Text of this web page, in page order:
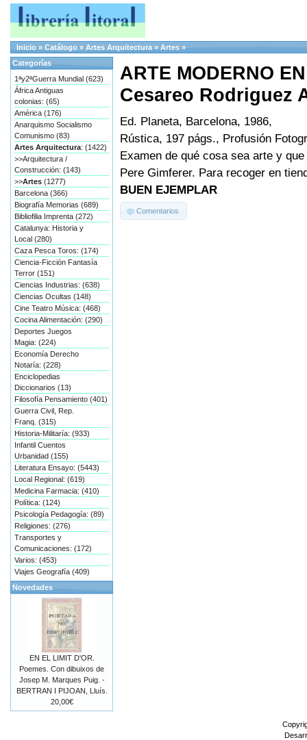
Inicio » Catálogo » Artes Arquitectura » Artes »
ARTE MODERNO
Cesareo Rodriguez
Ed. Planeta, Barcelona, 1986,
Rústica, 197 págs., Profusión
Examen de qué cosa sea arte y
Pere Gimferer. Para recoger en
BUEN EJEMPLAR
Comentarios
Categorías
1ªy2ªGuerra Mundial (623)
África Antiguas
colonias: (65)
América (176)
Anarquismo Socialismo
Comunismo (83)
Artes Arquitectura: (1422)
>>Arquitectura /
Construcción: (143)
>>Artes (1277)
Barcelona (366)
Biografía Memorias (689)
Bibliofilia Imprenta (272)
Catalunya: Historia y
Local (280)
Caza Pesca Toros: (174)
Ciencia-Ficción Fantasía
Terror (151)
Ciencias Industrias: (638)
Ciencias Ocultas (148)
Cine Teatro Música: (468)
Cocina Alimentación: (290)
Deportes Juegos
Magia: (224)
Economía Derecho
Notaría: (228)
Enciclopedias
Diccionarios (13)
Filosofía Pensamiento (401)
Guerra Civil, Rep.
Franq. (315)
Historia-Militaría: (933)
Infantil Cuentos
Urbanidad (155)
Literatura Ensayo: (5443)
Local Regional: (619)
Medicina Farmacia: (410)
Política: (124)
Psicología Pedagogía: (89)
Religiones: (276)
Transportes y
Comunicaciones: (172)
Varios: (453)
Viajes Geografía (409)
Novedades
EN EL LIMIT D'OR.
Poemes. Con dibuixos de
Josep M. Marques Puig. -
BERTRAN I PIJOAN, Lluís.
20,00€